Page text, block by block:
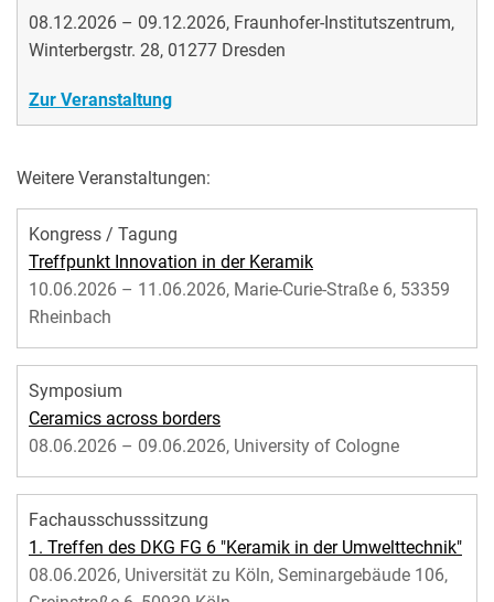
08.12.2026 – 09.12.2026, Fraunhofer-Institutszentrum,
Winterbergstr. 28, 01277 Dresden
Zur Veranstaltung
Weitere Veranstaltungen:
Kongress / Tagung
Treffpunkt Innovation in der Keramik
10.06.2026 – 11.06.2026, Marie-Curie-Straße 6, 53359
Rheinbach
Symposium
Ceramics across borders
08.06.2026 – 09.06.2026, University of Cologne
Fachausschusssitzung
1. Treffen des DKG FG 6 "Keramik in der Umwelttechnik"
08.06.2026, Universität zu Köln, Seminargebäude 106,